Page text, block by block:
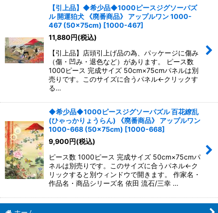
【引上品】◆希少品◆1000ピースジグソーパズ
ル 開運狛犬 《廃番商品》 アップルワン 1000-
467 (50×75cm) [1000-467]
11,880円(税込)
【引上品】店頭引上げ品の為、パッケージに傷み
（傷・凹み・退色など）があります。 ピース数
1000ピース 完成サイズ 50cm×75cmパネルは別
売りです。このサイズに合うパネル←クリックす
る…
◆希少品◆1000ピースジグソーパズル 百花繚乱
(ひゃっかりょうらん) 《廃番商品》 アップルワン
1000-668 (50×75cm) [1000-668]
9,900円(税込)
ピース数 1000ピース 完成サイズ 50cm×75cmパ
ネルは別売りです。このサイズに合うパネル←ク
リックすると別ウィンドウで開きます。 作家名・
作品名・商品シリーズ名 依田 流石/三幸 …